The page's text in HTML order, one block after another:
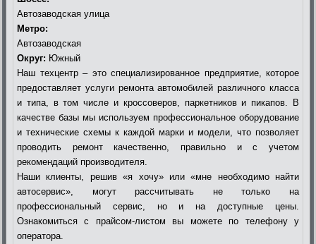
Автозаводская улица
Метро:
Автозаводская
Округ: Южный
Наш техцентр – это специализированное предприятие, которое
предоставляет услуги ремонта автомобилей различного класса
и типа, в том числе и кроссоверов, паркетников и пикапов. В
качестве базы мы используем профессиональное оборудование
и технические схемы к каждой марки и модели, что позволяет
проводить ремонт качественно, правильно и с учетом
рекомендаций производителя.
Наши клиенты, решив «я хочу» или «мне необходимо найти
автосервис», могут рассчитывать не только на
профессиональный сервис, но и на доступные цены.
Ознакомиться с прайсом-листом вы можете по телефону у
оператора.